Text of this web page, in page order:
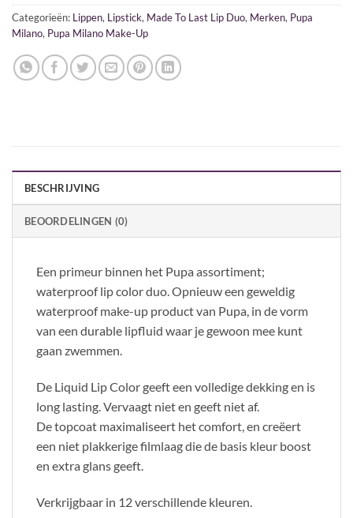
Categorieën: Lippen, Lipstick, Made To Last Lip Duo, Merken, Pupa
Milano, Pupa Milano Make-Up
BESCHRIJVING
BEOORDELINGEN (0)
Een primeur binnen het Pupa assortiment;
waterproof lip color duo. Opnieuw een geweldig
waterproof make-up product van Pupa, in de vorm
van een durable lipfluid waar je gewoon mee kunt
gaan zwemmen.
De Liquid Lip Color geeft een volledige dekking en is
long lasting. Vervaagt niet en geeft niet af.
De topcoat maximaliseert het comfort, en creëert
een niet plakkerige filmlaag die de basis kleur boost
en extra glans geeft.
Verkrijgbaar in 12 verschillende kleuren.